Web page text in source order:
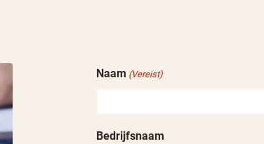
Naam (Vereist)
Bedrijfsnaam